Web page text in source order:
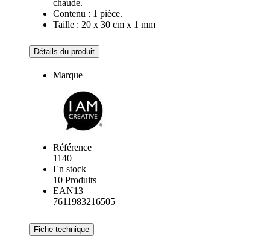
chaude.
Contenu : 1 pièce.
Taille : 20 x 30 cm x 1 mm
Détails du produit
Marque
Référence
1140
En stock
10 Produits
EAN13
7611983216505
Fiche technique